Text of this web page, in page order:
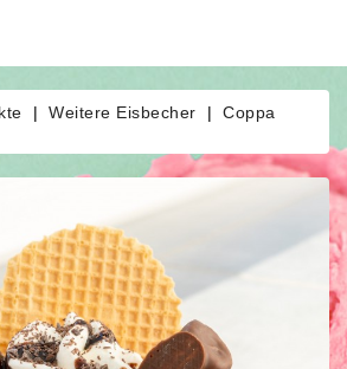
Weitere Eisbecher
Coppa